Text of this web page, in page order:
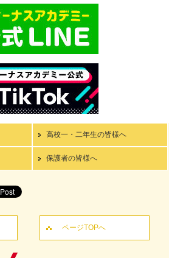
高校一・二年生の皆様へ
保護者の皆様へ
ページTOPへ